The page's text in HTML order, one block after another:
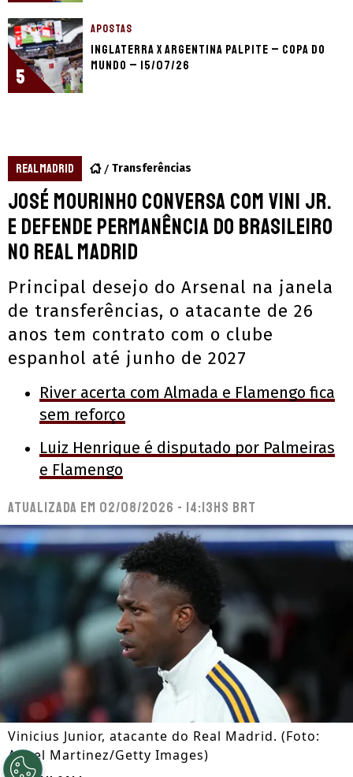
5
APOSTAS
Inglaterra x Argentina palpite – Copa do
Mundo – 15/07/26
REAL MADRID Transferências
José Mourinho conversa com Vini Jr.
e defende permanência do brasileiro
no Real Madrid
Principal desejo do Arsenal na janela
de transferências, o atacante de 26
anos tem contrato com o clube
espanhol até junho de 2027
River acerta com Almada e Flamengo fica
sem reforço
Luiz Henrique é disputado por Palmeiras
e Flamengo
Atualizada em 02/08/2026 - 14:13hs BRT
Vinicius Junior, atacante do Real Madrid. (Foto:
Angel Martinez/Getty Images)